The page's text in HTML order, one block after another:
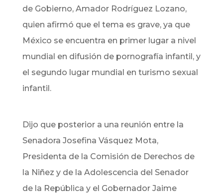
de Gobierno, Amador Rodríguez Lozano,
quien afirmó que el tema es grave, ya que
México se encuentra en primer lugar a nivel
mundial en difusión de pornografía infantil, y
el segundo lugar mundial en turismo sexual
infantil.
Dijo que posterior a una reunión entre la
Senadora Josefina Vásquez Mota,
Presidenta de la Comisión de Derechos de
la Niñez y de la Adolescencia del Senador
de la República y el Gobernador Jaime